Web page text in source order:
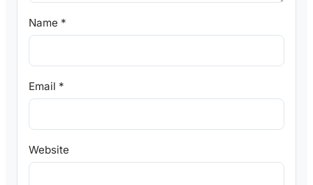
Name *
Email *
Website